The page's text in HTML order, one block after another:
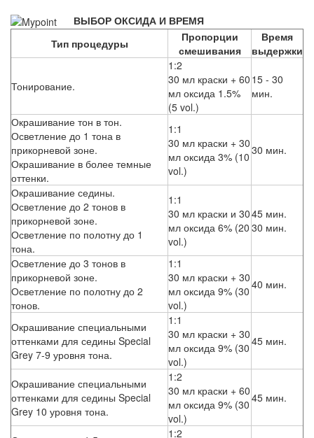
ВЫБОР ОКСИДА И ВРЕМЯ
Тип процедуры
Пропорции
смешивания
Время
выдержки
Тонирование.
1:2
30 мл краски + 60
мл оксида 1.5%
(5 vol.)
15 - 30
мин.
Окрашивание тон в тон.
Осветление до 1 тона в
прикорневой зоне.
Окрашивание в более темные
оттенки.
1:1
30 мл краски + 30
мл оксида 3% (10
vol.)
30 мин.
Окрашивание седины.
Осветление до 2 тонов в
прикорневой зоне.
Осветление по полотну до 1
тона.
1:1
30 мл краски и 30
мл оксида 6% (20
vol.)
45 мин.
30 мин.
Осветление до 3 тонов в
прикорневой зоне.
Осветление по полотну до 2
тонов.
1:1
30 мл краски + 30
мл оксида 9% (30
vol.)
40 мин.
Окрашивание специальными
оттенками для седины Special
Grey 7-9 уровня тона.
1:1
30 мл краски + 30
мл оксида 9% (30
vol.)
45 мин.
Окрашивание специальными
оттенками для седины Special
Grey 10 уровня тона.
1:2
30 мл краски + 60
мл оксида 9% (30
vol.)
45 мин.
1:2